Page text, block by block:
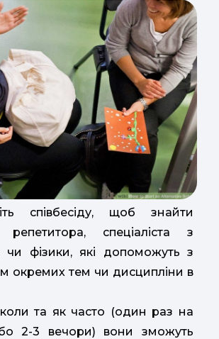
співбесіду, щоб знайти
репетитора, спеціаліста з
чи фізики, які допоможуть з
окремих тем чи дисципліни в
коли та як часто (один раз на
2-3 вечори) вони зможуть